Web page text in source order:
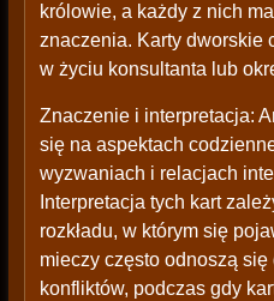
królowie, a każdy z nich
znaczenia. Karty dworskie
w życiu konsultanta lub
Znaczenie i interpretacja:
się na aspektach
wyzwaniach i relacjach
Interpretacja tych kart
rozkładu, w którym się
mieczy często odnoszą
konfliktów, podczas gdy